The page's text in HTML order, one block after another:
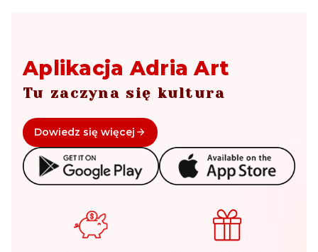
Aplikacja Adria Art
Tu zaczyna się kultura
Dowiedz się więcej